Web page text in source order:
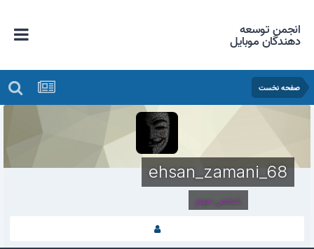
انجمن توسعه
دهندگان موبایل
صفحه نخست
ehsan_zamani_68
شخص مهم